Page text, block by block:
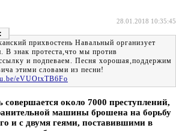
28.01.2018 10:35:45
прихвостень Навальный организует
В знак протеста,что мы против
и подпеваем. Песня хорошая,поддержим
этими словами из песни!
eVUOtxTB6Fo
около 7000 преступлений,
машины брошена на борьбу
и с двумя геями, поставившими в